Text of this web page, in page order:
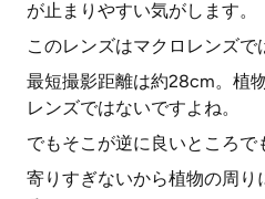
が止まりやすい気がします。
このレンズはマクロレンズで
最短撮影距離は約28cm。植
レンズではないですよね。
でもそこが逆に良いところで
寄りすぎないから植物の周り